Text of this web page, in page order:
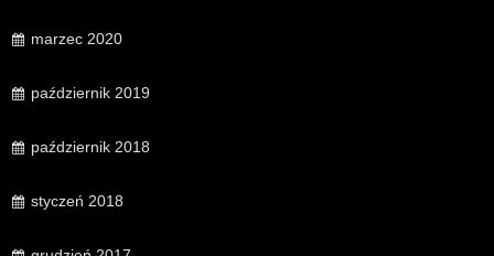
marzec 2020
październik 2019
październik 2018
styczeń 2018